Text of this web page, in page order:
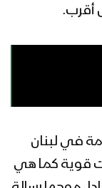
أقرب.
في لبنان
قوية كما هي